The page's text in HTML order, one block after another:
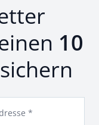
10
sichern
*